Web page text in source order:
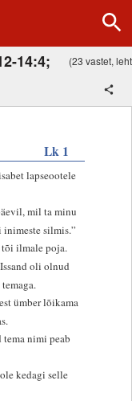
14:4; (23 vastet,
Lk 1
lapseootele
mil ta minu
inimeste silmis.”
ilmale poja.
oli olnud
ümber lõikama
nimi peab
kedagi selle